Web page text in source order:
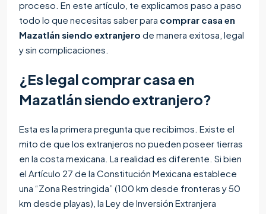
proceso. En este artículo, te explicamos paso a paso
todo lo que necesitas saber para comprar casa en
Mazatlán siendo extranjero de manera exitosa, legal
y sin complicaciones.
¿Es legal comprar casa en
Mazatlán siendo extranjero?
Esta es la primera pregunta que recibimos. Existe el
mito de que los extranjeros no pueden poseer tierras
en la costa mexicana. La realidad es diferente. Si bien
el Artículo 27 de la Constitución Mexicana establece
una “Zona Restringida” (100 km desde fronteras y 50
km desde playas), la Ley de Inversión Extranjera